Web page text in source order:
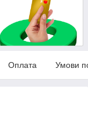
Оплата Умови